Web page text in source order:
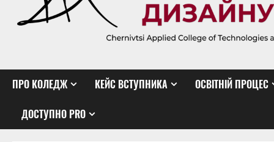
ПРО КОЛЕДЖ КЕЙС ВСТУПНИКА ОСВІТНІЙ ПРОЦЕС
ДОСТУПНО PRO